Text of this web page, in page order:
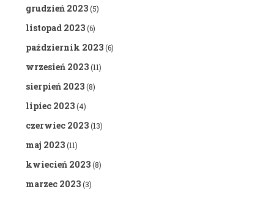
grudzień 2023(5)
listopad 2023(6)
październik 2023(6)
wrzesień 2023(11)
sierpień 2023(8)
lipiec 2023(4)
czerwiec 2023(13)
maj 2023(11)
kwiecień 2023(8)
marzec 2023(3)